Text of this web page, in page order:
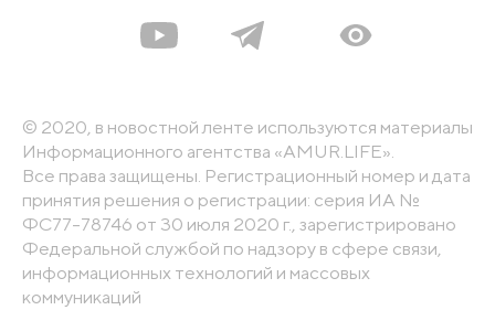
© 2020, в новостной ленте используются материалы
Информационного агентства «AMUR.LIFE».
Все права защищены. Регистрационный номер и дата
принятия решения о регистрации: серия ИА №
ФС77-78746 от 30 июля 2020 г., зарегистрировано
Федеральной службой по надзору в сфере связи,
информационных технологий и массовых
коммуникаций